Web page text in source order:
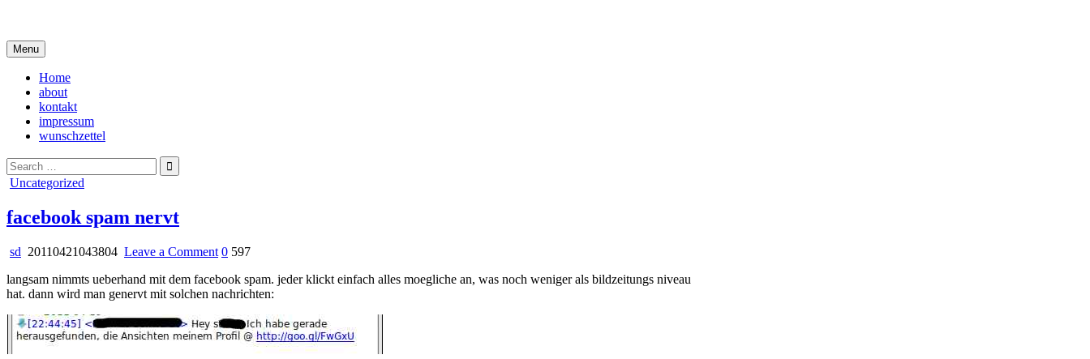
content
Menu
Home
about
kontakt
impressum
wunschzettel
Search
for:
Posted
Uncategorized
facebook spam nervt
sd 20110421043804 Leave a Commenton
spam
nervt
0 597
langsam nimmts ueberhand mit dem facebook spam. jeder klickt einfach alles moegliche an, was noch weniger als bildzeitungs niveau
hat. dann wird man genervt mit solchen nachrichten: